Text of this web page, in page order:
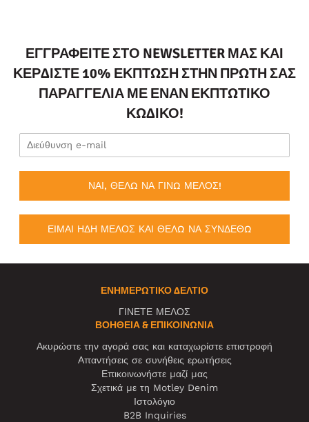
ΕΓΓΡΑΦΕΊΤΕ ΣΤΟ NEWSLETTER ΜΑΣ ΚΑΙ
ΚΕΡΔΊΣΤΕ 10% ΈΚΠΤΩΣΗ ΣΤΗΝ ΠΡΏΤΗ ΣΑΣ
ΠΑΡΑΓΓΕΛΊΑ ΜΕ ΈΝΑΝ ΕΚΠΤΩΤΙΚΌ
ΚΩΔΙΚΌ!
ΝΑΙ, ΘΕΛΩ ΝΑ ΓΙΝΩ ΜΕΛΟΣ!
ΕΙΜΑΙ ΗΔΗ ΜΕΛΟΣ ΚΑΙ ΘΕΛΩ ΝΑ ΣΥΝΔΕΘΩ
ΕΝΗΜΕΡΩΤΙΚΌ ΔΕΛΤΊΟ
ΓΙΝΕΤΕ ΜΕΛΟΣ
ΒΟΉΘΕΙΑ & ΕΠΙΚΟΙΝΩΝΊΑ
Ακυρώστε την αγορά σας και καταχωρίστε επιστροφή
Απαντήσεις σε συνήθεις ερωτήσεις
Επικοινωνήστε μαζί μας
Σχετικά με τη Motley Denim
Ιστολόγιο
B2B Inquiries